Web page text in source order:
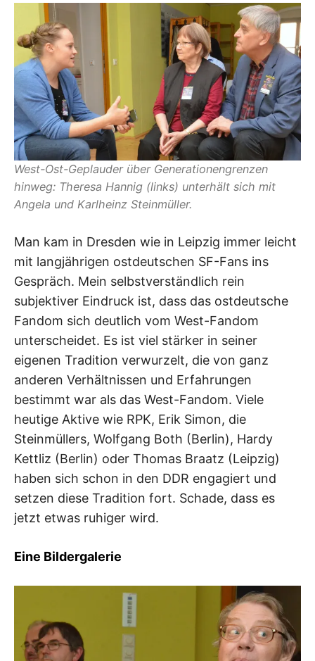
West-Ost-Geplauder über Generationengrenzen
hinweg: Theresa Hannig (links) unterhält sich mit
Angela und Karlheinz Steinmüller.
Man kam in Dresden wie in Leipzig immer leicht
mit langjährigen ostdeutschen SF-Fans ins
Gespräch. Mein selbstverständlich rein
subjektiver Eindruck ist, dass das ostdeutsche
Fandom sich deutlich vom West-Fandom
unterscheidet. Es ist viel stärker in seiner
eigenen Tradition verwurzelt, die von ganz
anderen Verhältnissen und Erfahrungen
bestimmt war als das West-Fandom. Viele
heutige Aktive wie RPK, Erik Simon, die
Steinmüllers, Wolfgang Both (Berlin), Hardy
Kettliz (Berlin) oder Thomas Braatz (Leipzig)
haben sich schon in den DDR engagiert und
setzen diese Tradition fort. Schade, dass es
jetzt etwas ruhiger wird.
Eine Bildergalerie